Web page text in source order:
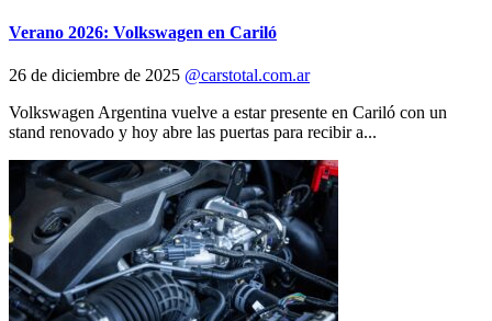
Verano 2026: Volkswagen en Cariló
26 de diciembre de 2025 @carstotal.com.ar
Volkswagen Argentina vuelve a estar presente en Cariló con un
stand renovado y hoy abre las puertas para recibir a...